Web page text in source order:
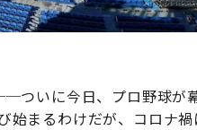
ついに今日、プロ野球が
始まるわけだが、コロナ